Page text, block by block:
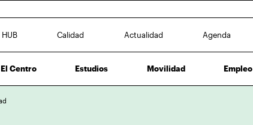
HUB Calidad Actualidad Agenda
El Centro Estudios Movilidad Empleo